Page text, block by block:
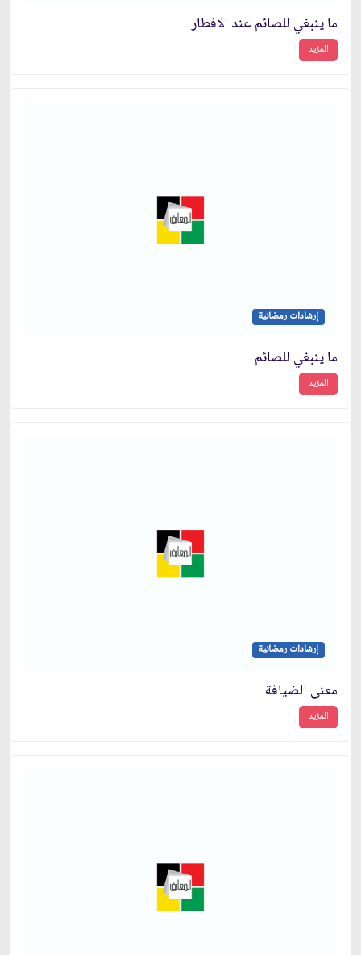
ما ينبغي للصائم عند الافطار
المزيد
إرشادات رمضانية
ما ينبغي للصائم
المزيد
إرشادات رمضانية
معنى الضيافة
المزيد